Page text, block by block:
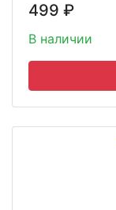
499 ₽
В наличии